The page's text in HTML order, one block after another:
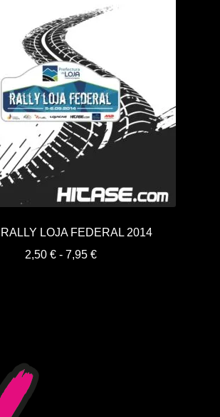
hasta
LOJA FEDERAL 2014
2,50 € - 7,95 €Rango